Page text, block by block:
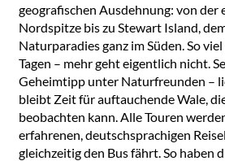
geografischen Ausdehnung: von der
Nordspitze bis zu Stewart Island,
Naturparadies ganz im Süden. So
Tagen – mehr geht eigentlich nicht.
Geheimtipp unter Naturfreunden –
bleibt Zeit für auftauchende Wale,
beobachten kann. Alle Touren
erfahrenen, deutschsprachigen
gleichzeitig den Bus fährt. So haben